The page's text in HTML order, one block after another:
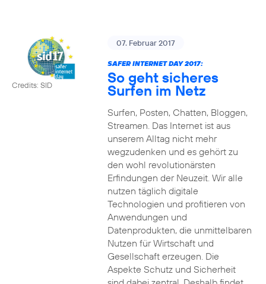
Credits: SID
07. Februar 2017
SAFER INTERNET DAY 2017:
So geht sicheres
Surfen im Netz
Surfen, Posten, Chatten, Bloggen,
Streamen. Das Internet ist aus
unserem Alltag nicht mehr
wegzudenken und es gehört zu
den wohl revolutionärsten
Erfindungen der Neuzeit. Wir alle
nutzen täglich digitale
Technologien und profitieren von
Anwendungen und
Datenprodukten, die unmittelbaren
Nutzen für Wirtschaft und
Gesellschaft erzeugen. Die
Aspekte Schutz und Sicherheit